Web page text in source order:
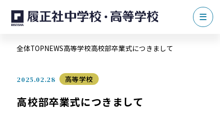
全体TOPNEWS高等学校高校部卒業式につきまして
2025.02.28 高等学校
高校部卒業式につきまして